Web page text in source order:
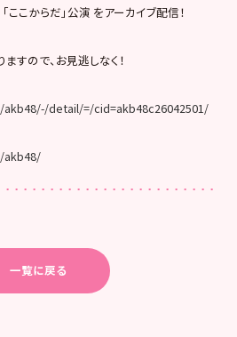
ここからだ」公演 をアーカイブ配信！
すので、お見逃しなく！
detail/=/cid=akb48c26042501/
akb48/
一覧に戻る